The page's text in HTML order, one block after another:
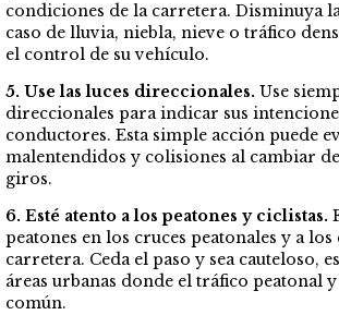
condiciones de la carretera. Disminuya
caso de lluvia, niebla, nieve o tráfico
el control de su vehículo.
5. Use las luces direccionales. Use
direccionales para indicar sus
conductores. Esta simple acción puede
malentendidos y colisiones al cambiar
giros.
6. Esté atento a los peatones y ciclistas.
peatones en los cruces peatonales y a los
carretera. Ceda el paso y sea cauteloso,
áreas urbanas donde el tráfico peatonal y
común.